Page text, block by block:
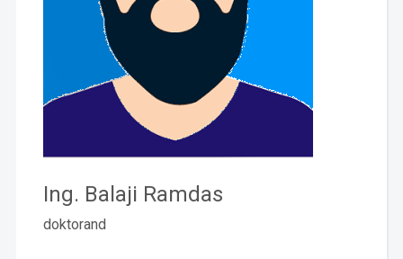
Ing. Balaji Ramdas
doktorand